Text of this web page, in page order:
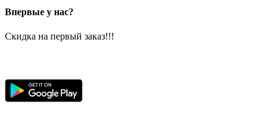
Впервые у нас?
Скидка на первый заказ!!!